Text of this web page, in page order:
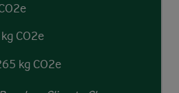
CO2e
kg CO2e